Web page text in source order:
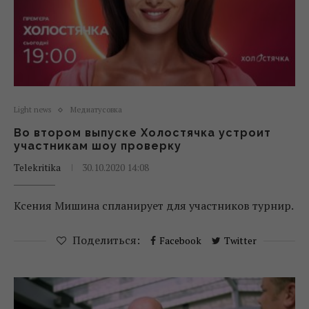
Light news Медиатусовка
Во втором выпуске Холостячка устроит
участникам шоу проверку
Telekritika
30.10.2020 14:08
Ксения Мишина спланирует для участников турнир.
Поделиться: Facebook Twitter